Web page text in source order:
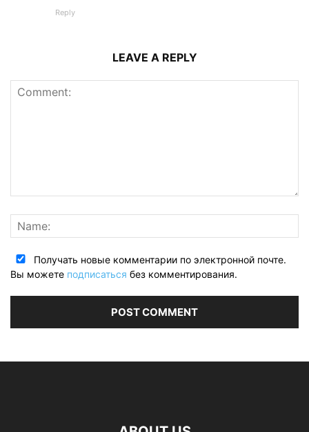
Reply
LEAVE A REPLY
Получать новые комментарии по электронной почте.
Вы можете подписаться без комментирования.